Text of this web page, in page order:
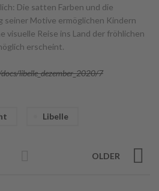
Die satten Farben und die
Motive ermöglichen Kindern
visuelle Reise ins Land der fröhlichen
erscheint.
libelle_dezember_2020/7
Libelle
OLDER